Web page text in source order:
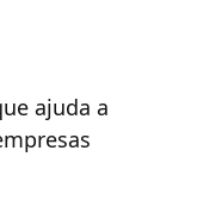
ajuda a